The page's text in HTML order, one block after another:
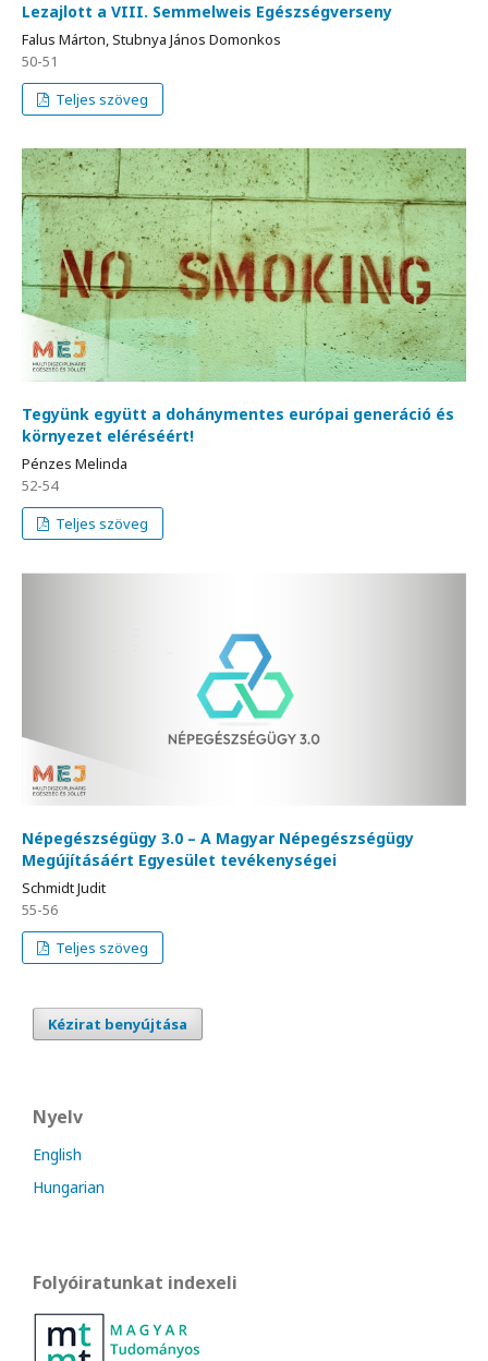
Lezajlott a VIII. Semmelweis Egészségverseny
Falus Márton, Stubnya János Domonkos
50-51
Teljes szöveg
Tegyünk együtt a dohánymentes európai generáció és
környezet eléréséért!
Pénzes Melinda
52-54
Teljes szöveg
Népegészségügy 3.0 – A Magyar Népegészségügy
Megújításáért Egyesület tevékenységei
Schmidt Judit
55-56
Teljes szöveg
Kézirat benyújtása
Nyelv
English
Hungarian
Folyóiratunkat indexeli